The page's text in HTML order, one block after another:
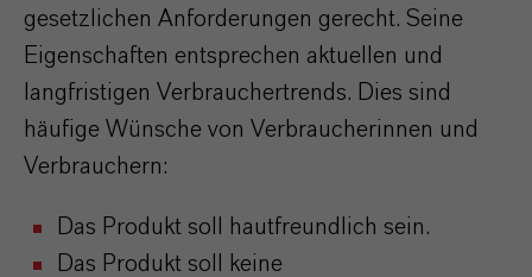
gesetzlichen Anforderungen gerecht. Seine
Eigenschaften entsprechen aktuellen und
langfristigen Verbrauchertrends. Dies sind
häufige Wünsche von Verbraucherinnen und
Verbrauchern:
Das Produkt soll hautfreundlich sein.
Das Produkt soll keine